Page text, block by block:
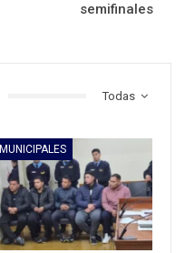
semifinales
Todas
MUNICIPALES